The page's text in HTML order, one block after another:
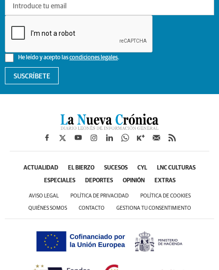
He leído y acepto lascondiciones legales.
SUSCRÍBETE
ACTUALIDAD EL BIERZO SUCESOS CYL LNC CULTURAS
ESPECIALES DEPORTES OPINIÓN EXTRAS
AVISO LEGAL POLÍTICA DE PRIVACIDAD POLÍTICA DE COOKIES
QUIÉNES SOMOS CONTACTO GESTIONA TU CONSENTIMIENTO